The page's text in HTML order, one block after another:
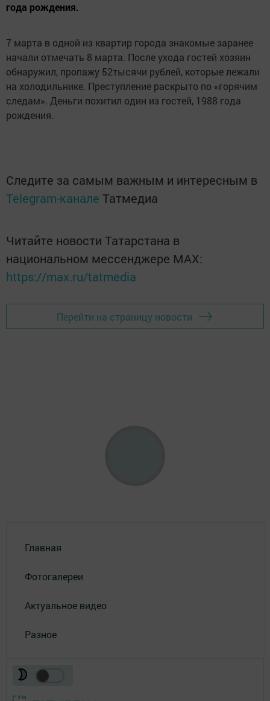
года рождения.
7 марта в одной из квартир города знакомые заранее
начали отмечать 8 марта. После ухода гостей хозяин
обнаружил, пропажу 52тысячи рублей, которые лежали
на холодильнике. Преступление раскрыто по «горячим
следам». Деньги похитил один из гостей, 1988 года
рождения.
Следите за самым важным и интересным в
Telegram-канале Татмедиа
Читайте новости Татарстана в
национальном мессенджере MАХ:
https://max.ru/tatmedia
Перейти на страницу новости
Главная
Фотогалереи
Актуальное видео
Разное